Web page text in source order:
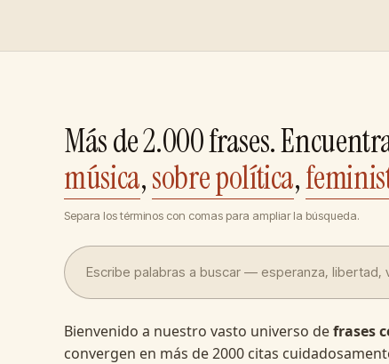
Más de 2.000 frases.
música,sobre política,
Separa los términos con comas para ampliar la búsqueda.
Bienvenido a nuestro vasto universo defrases
convergen en más de 2000 citas